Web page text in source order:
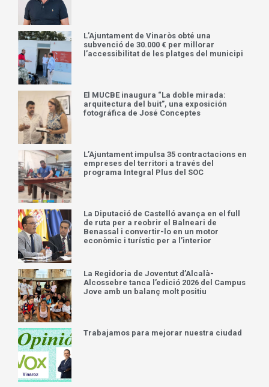
L’Ajuntament de Vinaròs obté una
subvenció de 30.000 € per millorar
l’accessibilitat de les platges del municipi
El MUCBE inaugura “La doble mirada:
arquitectura del buit”, una exposición
fotográfica de José Conceptes
L’Ajuntament impulsa 35 contractacions en
empreses del territori a través del
programa Integral Plus del SOC
La Diputació de Castelló avança en el full
de ruta per a reobrir el Balneari de
Benassal i convertir-lo en un motor
econòmic i turístic per a l’interior
La Regidoria de Joventut d’Alcalà-
Alcossebre tanca l’edició 2026 del Campus
Jove amb un balanç molt positiu
Trabajamos para mejorar nuestra ciudad